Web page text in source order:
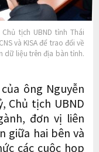
tịch UBND tỉnh Thái
và KISA để trao đổi về
dữ liệu trên địa bàn tỉnh.
ông Nguyễn
Chủ tịch UBND
đơn vị liên
giữa hai bên và
các cuộc họp